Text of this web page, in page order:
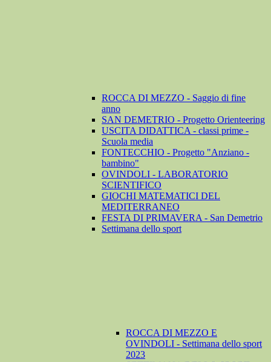
ROCCA DI MEZZO - Saggio di fine
anno
SAN DEMETRIO - Progetto Orienteering
USCITA DIDATTICA - classi prime -
Scuola media
FONTECCHIO - Progetto "Anziano -
bambino"
OVINDOLI - LABORATORIO
SCIENTIFICO
GIOCHI MATEMATICI DEL
MEDITERRANEO
FESTA DI PRIMAVERA - San Demetrio
Settimana dello sport
ROCCA DI MEZZO E
OVINDOLI - Settimana dello sport
2023